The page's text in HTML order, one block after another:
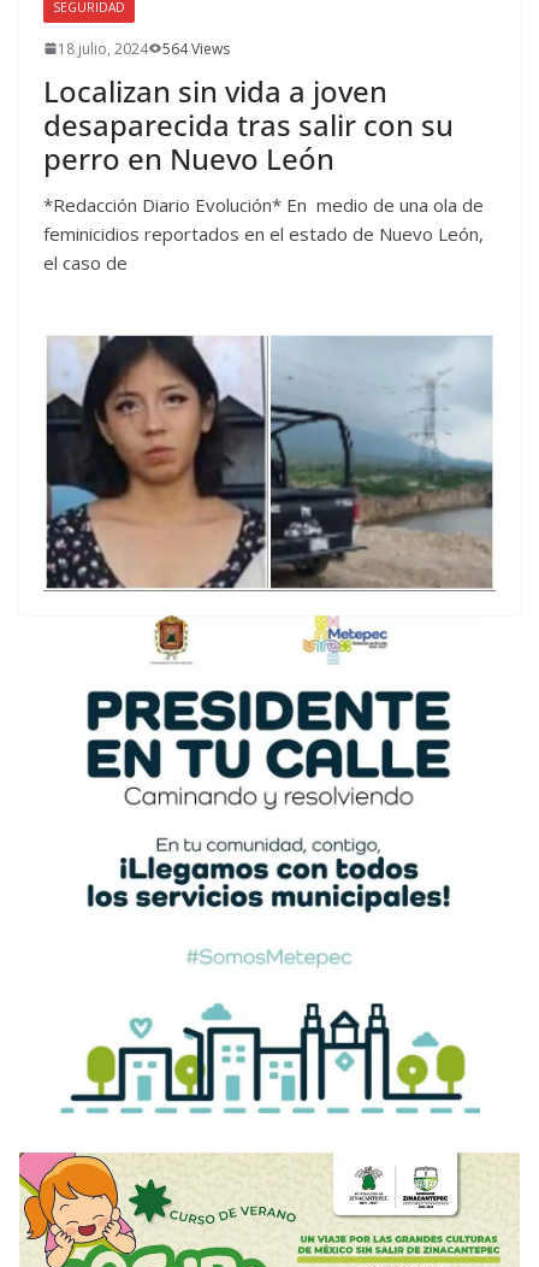
SEGURIDAD
18 julio, 2024 564 Views
Localizan sin vida a joven
desaparecida tras salir con su
perro en Nuevo León
*Redacción Diario Evolución* En medio de una ola de
feminicidios reportados en el estado de Nuevo León,
el caso de